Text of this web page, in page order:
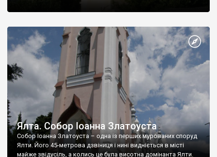
Ялта. Собор Іоанна Златоуста
Собор Іоанна Златоуста – одна із перших мурованих споруд
Ялти. Його 45-метрова дзвіниця і нині видніється в місті
майже звідусіль, а колись це була висотна домінанта Ялти.